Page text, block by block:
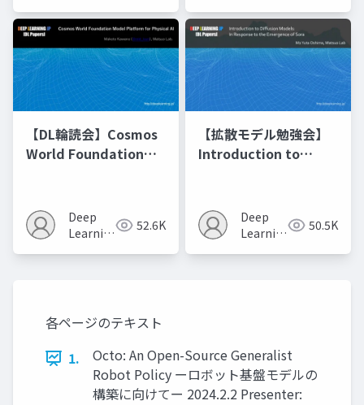
【DL輪読会】Cosmos
World Foundation
Deep
Learning
52.6K
【拡散モデル勉強会】
Introduction to
Deep
Learning
50.5K
各ページのテキスト
1.
Octo: An Open-Source Generalist
Robot Policy ーロボット基盤モデルの
構築に向けてー 2024.2.2 Presenter: